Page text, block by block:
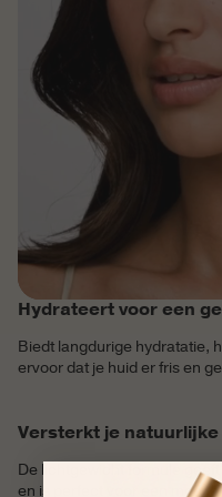
Hydrateert voor een
Biedt langdurige hydratatie,
ervoor dat je huid er fris en
Versterkt je
De lichtgewicht formule
en is perfect voor een